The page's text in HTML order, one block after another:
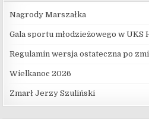
Nagrody Marszałka
Gala sportu młodzieżowego w UKS
Regulamin wersja ostateczna po
Wielkanoc 2026
Zmarł Jerzy Szuliński